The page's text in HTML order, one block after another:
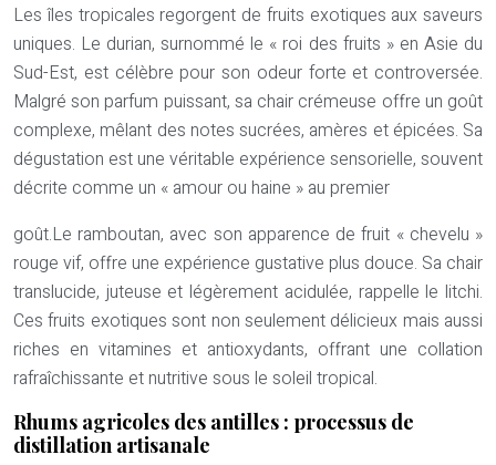
Les îles tropicales regorgent de fruits exotiques aux saveurs
uniques. Le durian, surnommé le « roi des fruits » en Asie du
Sud-Est, est célèbre pour son odeur forte et controversée.
Malgré son parfum puissant, sa chair crémeuse offre un goût
complexe, mêlant des notes sucrées, amères et épicées. Sa
dégustation est une véritable expérience sensorielle, souvent
décrite comme un « amour ou haine » au premier
goût.Le ramboutan, avec son apparence de fruit « chevelu »
rouge vif, offre une expérience gustative plus douce. Sa chair
translucide, juteuse et légèrement acidulée, rappelle le litchi.
Ces fruits exotiques sont non seulement délicieux mais aussi
riches en vitamines et antioxydants, offrant une collation
rafraîchissante et nutritive sous le soleil tropical.
Rhums agricoles des antilles : processus de
distillation artisanale